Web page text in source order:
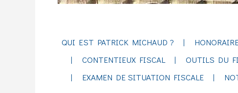
QUI EST PATRICK MICHAUD ?
CONTENTIEUX FISCAL
OUTILS DU
EXAMEN DE SITUATION FISCALE